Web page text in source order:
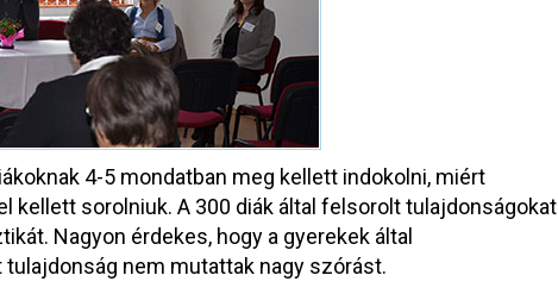
4-5 mondatban meg kellett indokolni, miért
kellett sorolniuk. A 300 diák által felsorolt tulajdonságokat
Nagyon érdekes, hogy a gyerekek által
nem mutattak nagy szórást.